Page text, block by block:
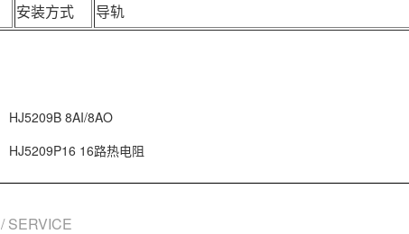
安装方式 导轨
HJ5209B 8AI/8AO
HJ5209P16 16路热电阻
/ SERVICE